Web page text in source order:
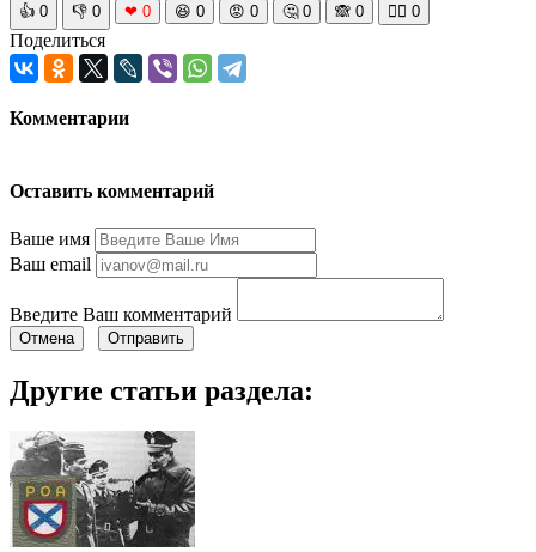
👍 0 👎 0 ❤ 0 😆 0 😡 0 🤔 0 🙈 0 🧘‍♀️ 0
Поделиться
Комментарии
Оставить комментарий
Ваше имя
Ваш email
Введите Ваш комментарий
Отмена Отправить
Другие статьи раздела: